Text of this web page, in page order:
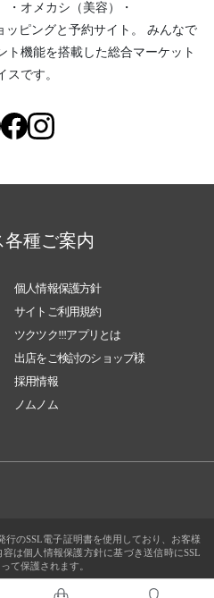
・ オメカシ（美容）
・
ッピングと予約サイト。
みんなで
ト機能を搭載した総合マーケット
スです。
種ご案内
個人情報保護方針
サイトご利用規約
ツクツク!!!アプリとは
出店をご検討のショップ様
採用情報
ノムノム
行のSSL電子証明書を使用しており、お客様
は個人情報保護方針に基づき送信時にSSL
て保護されます。